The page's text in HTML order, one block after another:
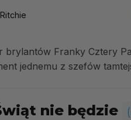
brylantów Franky Cztery
jednemu z szefów
nie będzie